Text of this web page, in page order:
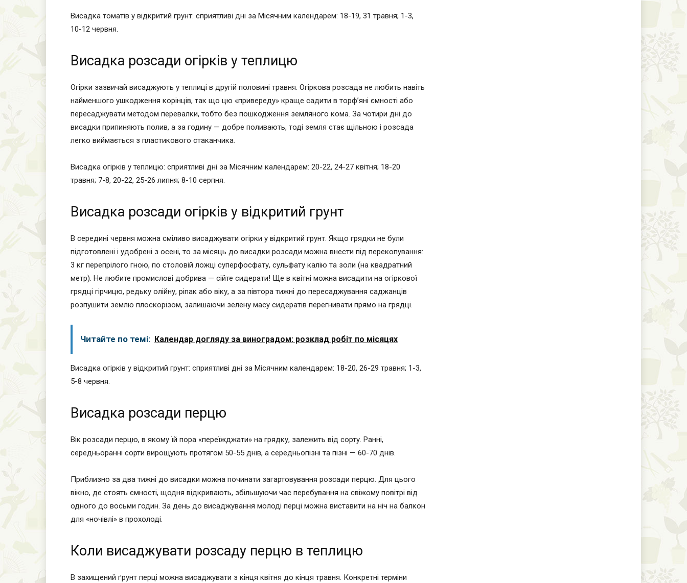
Висадка томатів у відкритий грунт: сприятливі дні за Місячним календарем: 18-19, 31 травня; 1-3,
10-12 червня.
Висадка розсади огірків у теплицю
Огірки зазвичай висаджують у теплиці в другій половині травня. Огіркова розсада не любить навіть
найменшого ушкодження корінців, так що цю «привереду» краще садити в торф’яні ємності або
пересаджувати методом перевалки, тобто без пошкодження земляного кома. За чотири дні до
висадки припиняють полив, а за годину — добре поливають, тоді земля стає щільною і розсада
легко виймається з пластикового стаканчика.
Висадка огірків у теплицю: сприятливі дні за Місячним календарем: 20-22, 24-27 квітня; 18-20
травня; 7-8, 20-22, 25-26 липня; 8-10 серпня.
Висадка розсади огірків у відкритий грунт
В середині червня можна сміливо висаджувати огірки у відкритий грунт. Якщо грядки не були
підготовлені і удобрені з осені, то за місяць до висадки розсади можна внести під перекопування:
3 кг перепрілого гною, по столовій ложці суперфосфату, сульфату калію та золи (на квадратний
метр). Не любите промислові добрива — сійте сидерати! Ще в квітні можна висадити на огіркової
грядці гірчицю, редьку олійну, ріпак або віку, а за півтора тижні до пересаджування саджанців
розпушити землю плоскорізом, залишаючи зелену масу сидератів перегнивати прямо на грядці.
Читайте по темі: Календар догляду за виноградом: розклад робіт по місяцях
Висадка огірків у відкритий грунт: сприятливі дні за Місячним календарем: 18-20, 26-29 травня; 1-3,
5-8 червня.
Висадка розсади перцю
Вік розсади перцю, в якому їй пора «переїжджати» на грядку, залежить від сорту. Ранні,
середньоранні сорти вирощують протягом 50-55 днів, а середньопізні та пізні — 60-70 днів.
Приблизно за два тижні до висадки можна починати загартовування розсади перцю. Для цього
вікно, де стоять ємності, щодня відкривають, збільшуючи час перебування на свіжому повітрі від
одного до восьми годин. За день до висаджування молоді перці можна виставити на ніч на балкон
для «ночівлі» в прохолоді.
Коли висаджувати розсаду перцю в теплицю
В захищений ґрунт перці можна висаджувати з кінця квітня до кінця травня. Конкретні терміни